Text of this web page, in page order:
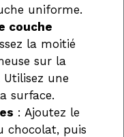
uniforme.
couche
la moitié
sur la
une
surface.
: Ajoutez le
chocolat, puis